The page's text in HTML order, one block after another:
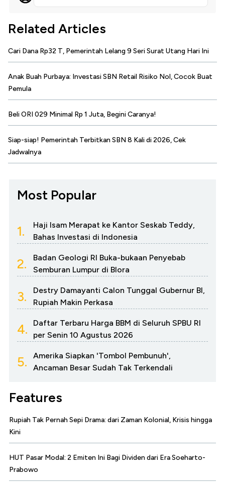
Related Articles
Cari Dana Rp32 T, Pemerintah Lelang 9 Seri Surat Utang Hari Ini
Anak Buah Purbaya: Investasi SBN Retail Risiko Nol, Cocok Buat
Pemula
Beli ORI 029 Minimal Rp 1 Juta, Begini Caranya!
Siap-siap! Pemerintah Terbitkan SBN 8 Kali di 2026, Cek
Jadwalnya
Most Popular
1.
Haji Isam Merapat ke Kantor Seskab Teddy,
Bahas Investasi di Indonesia
2.
Badan Geologi RI Buka-bukaan Penyebab
Semburan Lumpur di Blora
3.
Destry Damayanti Calon Tunggal Gubernur BI,
Rupiah Makin Perkasa
4.
Daftar Terbaru Harga BBM di Seluruh SPBU RI
per Senin 10 Agustus 2026
5.
Amerika Siapkan 'Tombol Pembunuh',
Ancaman Besar Sudah Tak Terkendali
Features
Rupiah Tak Pernah Sepi Drama: dari Zaman Kolonial, Krisis hingga
Kini
HUT Pasar Modal: 2 Emiten Ini Bagi Dividen dari Era Soeharto-
Prabowo